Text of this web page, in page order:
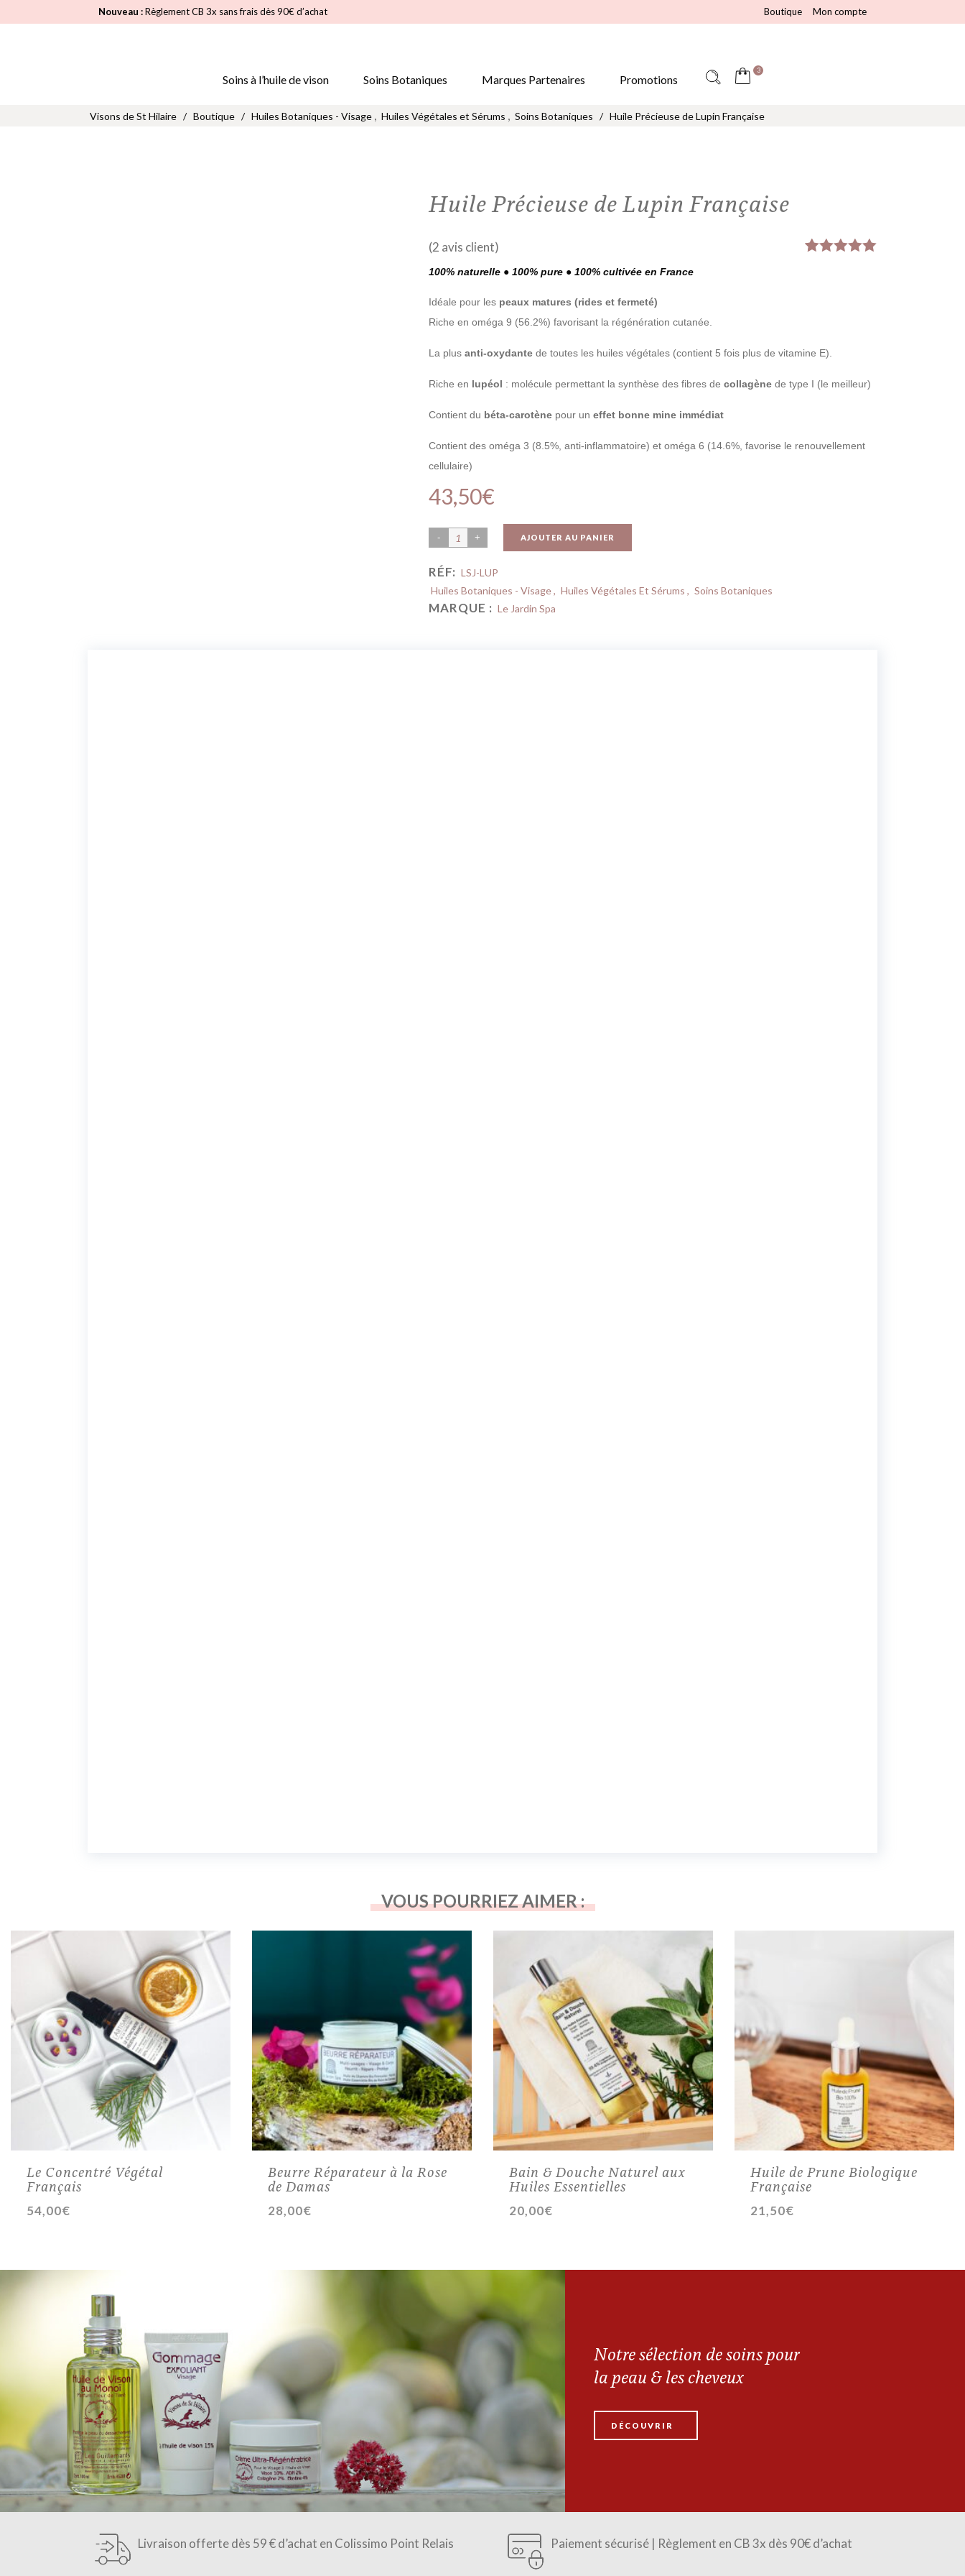
Nouveau :Règlement CB 3x sans frais dès 90€ d’achat Boutique Mon compte
Soins à l’huile de vison Soins Botaniques Marques Partenaires Promotions
3
Visons de St Hilaire / Boutique / Huiles Botaniques - Visage , Huiles Végétales et Sérums , Soins Botaniques / Huile Précieuse de Lupin Française
Huile Précieuse de Lupin Française
(2 avis client)
100% naturelle ● 100% pure ● 100% cultivée en France
Idéale pour les peaux matures (rides et fermeté)
Riche en oméga 9 (56.2%) favorisant la régénération cutanée.
La plus anti-oxydante de toutes les huiles végétales (contient 5 fois plus de vitamine E).
Riche en lupéol : molécule permettant la synthèse des fibres de collagène de type I (le meilleur)
Contient du béta-carotène pour un effet bonne mine immédiat
Contient des oméga 3 (8.5%, anti-inflammatoire) et oméga 6 (14.6%, favorise le renouvellement
cellulaire)
43,50€
AJOUTER AU PANIER
RÉF: LSJ-LUP
Huiles Botaniques - Visage, Huiles Végétales Et Sérums , Soins Botaniques
MARQUE : Le Jardin Spa
VOUS POURRIEZ AIMER :
Le Concentré Végétal
Français
54,00€
Beurre Réparateur à la Rose
de Damas
28,00€
Bain & Douche Naturel aux
Huiles Essentielles
20,00€
Huile de Prune Biologique
Française
21,50€
Notre sélection de soins pour
la peau & les cheveux
DÉCOUVRIR
Livraison offerte dès 59 € d’achat en Colissimo Point Relais Paiement sécurisé | Règlement en CB 3x dès 90€ d’achat